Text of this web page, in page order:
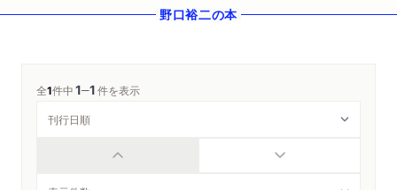
野口裕二の本
全1件中1─1件を表示